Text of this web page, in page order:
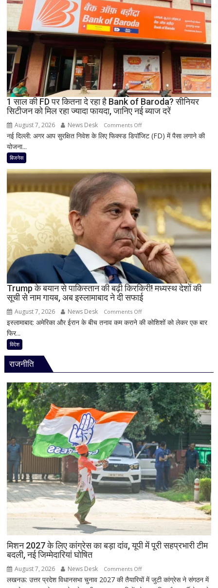
आफत!
145
ट्रांसफार्मर
ठप,
अगले
48
घंटे
के
हाई
1 साल की FD पर कितना दे रहा है Bank of Baroda? सीनियर
सिटीजन को मिल रहा ज्यादा फायदा, जानिए नई ब्याज दरें
August 7, 2026 News Desk Comments Offon
1
FD
पर
कितना
रहा
Bank
of
Baroda?
सीनियर
सिटीजन
को
मिल
ज्यादा
दरें
नई दिल्ली: अगर आप सुरक्षित निवेश के लिए फिक्स्ड डिपॉजिट (FD) में पैसा लगाने की
योजना...
बिजनेस
Trump के बयान से पाकिस्तान की बढ़ी किरकिरी! मध्यस्थ देशों की
सूची से नाम गायब, अब इस्लामाबाद ने दी सफाई
August 7, 2026 News Desk Comments Offon
Trump
की
बढ़ी
किरकिरी!
मध्यस्थ
देशों
की
सूची
से
नाम
गायब,
इस्लामाबाद
दी
इस्लामाबाद: अमेरिका और ईरान के बीच तनाव कम कराने की कोशिशों को लेकर एक बार
फिर...
विदेश
राजनीति
मिशन 2027 के लिए कांग्रेस का बड़ा दांव, यूपी में पूरी सहप्रभारी टीम
बदली, नई जिम्मेदारियां घोषित
August 7, 2026 News Desk Comments Offon
मिशन
लखनऊ: उत्तर प्रदेश विधानसभा चुनाव 2027 की तैयारियों में जुटी कांग्रेस ने संगठन में